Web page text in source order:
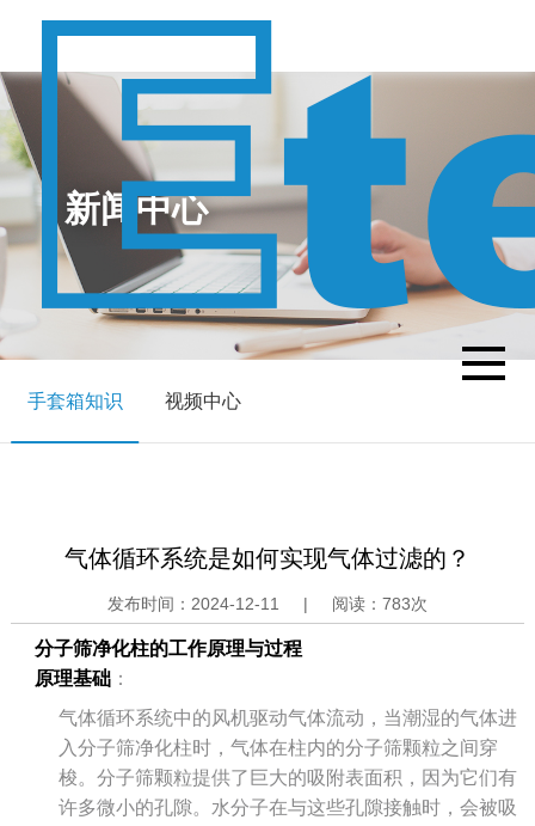
新闻中心
手套箱知识 视频中心
气体循环系统是如何实现气体过滤的？
发布时间： 2024-12-11 | 阅读： 783次
分子筛净化柱的工作原理与过程
原理基础：
气体循环系统中的风机驱动气体流动，当潮湿的气体进
入分子筛净化柱时，气体在柱内的分子筛颗粒之间穿
梭。分子筛颗粒提供了巨大的吸附表面积，因为它们有
许多微小的孔隙。水分子在与这些孔隙接触时，会被吸